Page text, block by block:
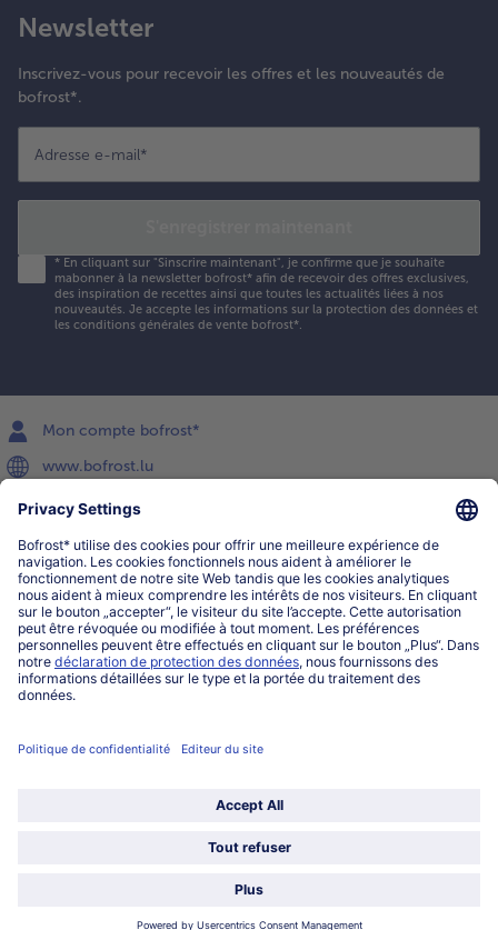
Newsletter
Inscrivez-vous pour recevoir les offres et les nouveautés de
bofrost*.
Adresse e-mail*
* En cliquant sur "Sinscrire maintenant", je confirme que je souhaite
mabonner à la newsletter bofrost* afin de recevoir des offres exclusives,
des inspiration de recettes ainsi que toutes les actualités liées à nos
nouveautés. Je accepte les informations sur la protection des données et
les conditions générales de vente bofrost*.
Mon compte bofrost*
www.bofrost.lu
service@bofrost.lu
027863232
Lu-ve : 8h-20h Sa : 10h-16h
Service
Qui sommes-nous?